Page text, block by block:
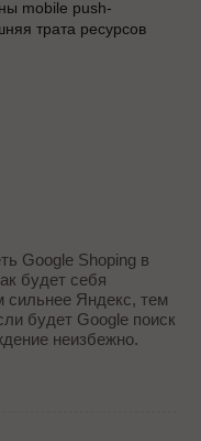
mobile push-
трата ресурсов
Google Shoping в
будет себя
сильнее Яндекс, тем
будет Google поиск
неизбежно.